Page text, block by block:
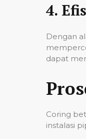
4.
Dengan
dapat
Coring
instalasi